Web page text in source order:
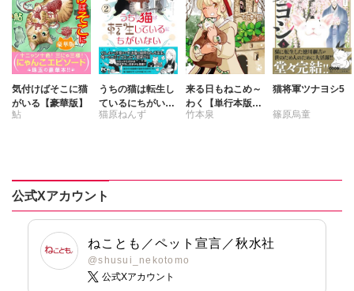
はなやぎぶんぶ
ん
へうがけん
まつうらゆうこ
めで鯛
ラクトいちご 鮎
永井くろ
鯖虎クロ
篠原烏童
勝川ユミ
新子友子
水田ムゲン 杉作
なつき千穂
はなやぎぶんぶ
ん
へうがけん
まつうらゆうこ
めで鯛
ラクトいちご
篠原烏童
勝川ユミ
新子友子
気付けばそこに猫
がいる【豪華版】
鮎
うちの猫は転生し
ているにちがいな
い2
猫原ねんず
来る日もねこめ～
わく【単行本版】
1【電子書店限定
竹本泉
猫将軍ツナヨシ5
篠原烏童
公式Xアカウント
ねことも／ペット宣言／秋水社
@shusui_nekotomo
公式Xアカウント